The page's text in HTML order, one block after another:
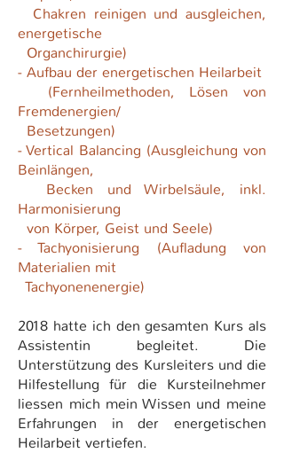
Chakren reinigen und ausgleichen,
energetische
Organchirurgie)
- Aufbau der energetischen Heilarbeit
(Fernheilmethoden, Lösen von
Fremdenergien/
Besetzungen)
- Vertical Balancing (Ausgleichung von
Beinlängen,
Becken und Wirbelsäule, inkl.
Harmonisierung
von Körper, Geist und Seele)
- Tachyonisierung (Aufladung von
Materialien mit
Tachyonenenergie)
2018 hatte ich den gesamten Kurs als
Assistentin begleitet. Die
Unterstützung des Kursleiters und die
Hilfestellung für die Kursteilnehmer
liessen mich mein Wissen und meine
Erfahrungen in der energetischen
Heilarbeit vertiefen.